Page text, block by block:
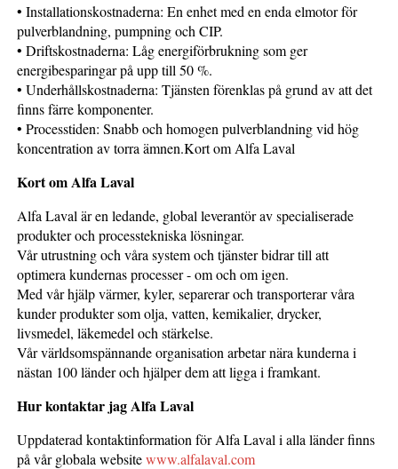
• Installationskostnaderna: En enhet med en enda elmotor för
pulverblandning, pumpning och CIP.
• Driftskostnaderna: Låg energiförbrukning som ger
energibesparingar på upp till 50 %.
• Underhållskostnaderna: Tjänsten förenklas på grund av att det
finns färre komponenter.
• Processtiden: Snabb och homogen pulverblandning vid hög
koncentration av torra ämnen.Kort om Alfa Laval
Kort om Alfa Laval
Alfa Laval är en ledande, global leverantör av specialiserade
produkter och processtekniska lösningar.
Vår utrustning och våra system och tjänster bidrar till att
optimera kundernas processer - om och om igen.
Med vår hjälp värmer, kyler, separerar och transporterar våra
kunder produkter som olja, vatten, kemikalier, drycker,
livsmedel, läkemedel och stärkelse.
Vår världsomspännande organisation arbetar nära kunderna i
nästan 100 länder och hjälper dem att ligga i framkant.
Hur kontaktar jag Alfa Laval
Uppdaterad kontaktinformation för Alfa Laval i alla länder finns
på vår globala websitewww.alfalaval.com